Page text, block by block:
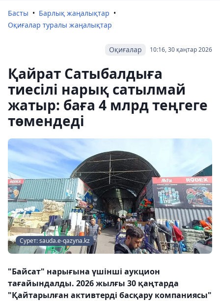
Басты
Барлық жаңалықтар
Оқиғалар туралы жаңалықтар
10:16, 30 қаңтар 2026
Оқиғалар
Қайрат Сатыбалдыға
тиесілі нарық сатылмай
жатыр: баға 4 млрд теңгеге
төмендеді
Сурет: sauda.e-qazyna.kz
"Байсат" нарығына үшінші аукцион
тағайындалды. 2026 жылғы 30 қаңтарда
"Қайтарылған активтерді басқару компаниясы"